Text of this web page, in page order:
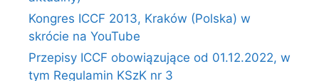
Kongres ICCF 2013, Kraków (Polska) w
skrócie na YouTube
Przepisy ICCF obowiązujące od 01.12.2022, w
tym Regulamin KSzK nr 3